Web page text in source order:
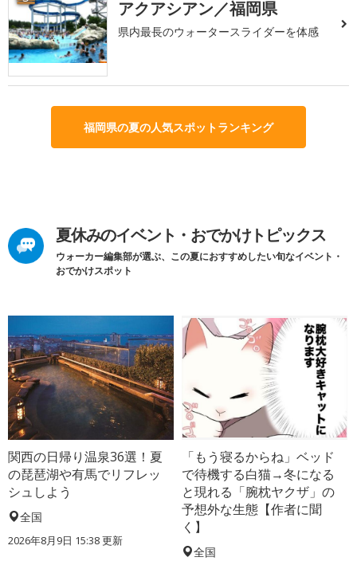
アクアシアン／福岡県
県内最長のウォータースライダーを体感
福岡県の夏の人気スポットランキング
夏休みのイベント・おでかけトピックス
ウォーカー編集部が選ぶ、この夏におすすめしたい旬なイベント・
おでかけスポット
関西の日帰り温泉36選！夏
の琵琶湖や有馬でリフレッ
シュしよう
全国
2026年8月9日 15:38更新
「もう寝るからね」ベッド
で待機する白猫→冬になる
と現れる「腕枕ヤクザ」の
予想外な生態【作者に聞
く】
全国